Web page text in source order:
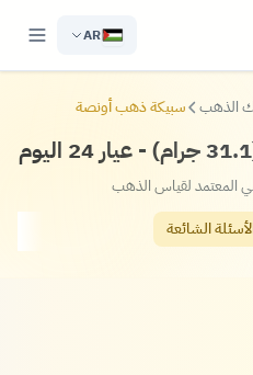
AR
الذهب سبيكة ذهب أونصة
المعتمد لقياس الذهب
الشائعة